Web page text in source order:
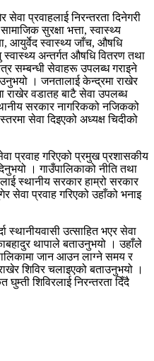
प्रवाहलाई निरन्तरता दिनेगरी
सुरक्षा भत्ता, स्वास्थ्य
आयुर्वेद स्वास्थ्य जाँच, औषधि
अन्तर्गत औषधि वितरण तथा
सम्बन्धी सेवाहरू उपलब्ध गराइने
। जनतालाई केन्द्रमा राखेर
वडातह बाटै सेवा उपलब्ध
सरकार नागरिकको नजिकको
सेवा दिइएको अध्यक्ष चिदीको
प्रवाह गरिएको प्रमुख प्रशासकीय
। गाउँपालिकाको नीति तथा
स्थानीय सरकार हाम्रो सरकार
सेवा प्रवाह गरिएको उहाँको भनाइ
स्थानीयवासी उत्साहित भएर सेवा
थापाले बताउनुभयो । उहाँले
जान आउन लाग्ने समय र
शिविर चलाइएको बताउनुभयो ।
शिविरलाई निरन्तरता दिँदै